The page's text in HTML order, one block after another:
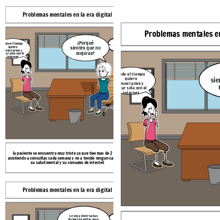
Problemas mentales en la era digital
Problemas mentales en la era digital
la paciente se encuentra muy triste ya que tiee mas de 2 años
asistiendo a consultas cada semana y no a tenido ningun cambio en
su salud mental y su consumo de internet
la psicologa le cuenta que hay varias formas
Necesito
problemas, ok? no
difíciles
Puede intentar también haciendo
actividad física, para distraer su
mente con ejercicio y reducir el
¿Porqué
sientes que no
mejoras?
Todo el tiempo
quiero
encerrarme y
estar sola con el
internet
Problemas mentales en la era digital
Le voy a decir varias
Problemas mentales
Todo el tiempo
quiero
encerrarme y
estar sola con el
internet